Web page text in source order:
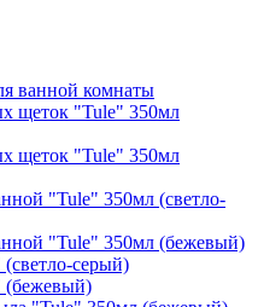
ванной комнаты
щеток "Tule" 350мл
щеток "Tule" 350мл
"Tule" 350мл (светло-
"Tule" 350мл (бежевый)
серый)